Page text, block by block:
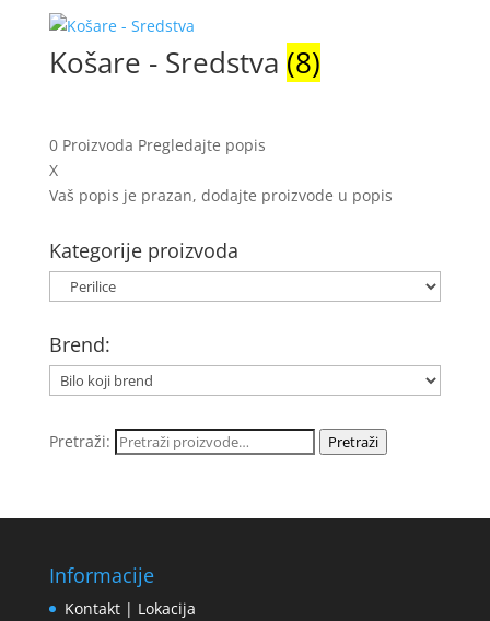
Košare - Sredstva (8)
0Proizvoda Pregledajte popis
X
Vaš popis je prazan, dodajte proizvode u popis
Kategorije proizvoda
Brend:
Pretraži: Pretraži
Informacije
Kontakt | Lokacija